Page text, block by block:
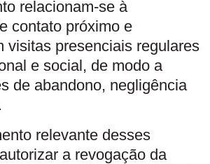
relacionam-se à
contato próximo e
visitas presenciais regulares
e social, de modo a
de abandono, negligência
relevante desses
a revogação da